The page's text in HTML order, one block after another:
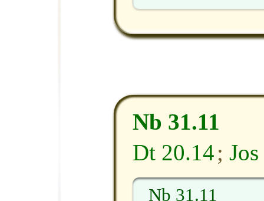
Nb 31.11
Dt 20.14;
Nb 31.11